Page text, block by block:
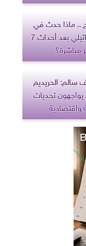
.. ماذا حدث في
الداخل الإسرائيلي بعد أحداث 7
مباشرة؟
سالم: الحريديم
تحديات
واقتصادية